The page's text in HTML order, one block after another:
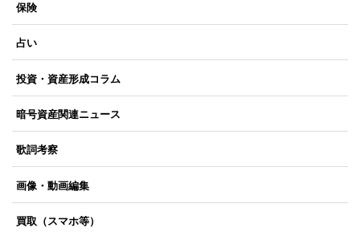
保険
占い
投資・資産形成コラム
暗号資産関連ニュース
歌詞考察
画像・動画編集
買取（スマホ等）